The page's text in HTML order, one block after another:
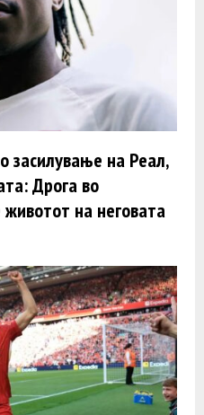
засилување на Реал,
Дрога во
на неговата